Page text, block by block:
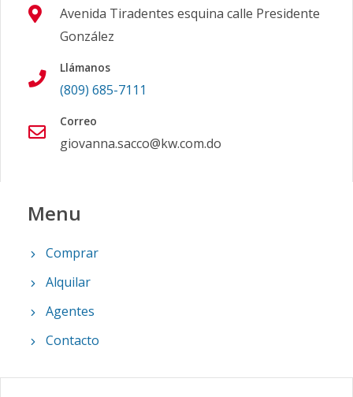
Avenida Tiradentes esquina calle Presidente
González
Llámanos
(809) 685-7111
Correo
giovanna.sacco@kw.com.do
Menu
Comprar
Alquilar
Agentes
Contacto